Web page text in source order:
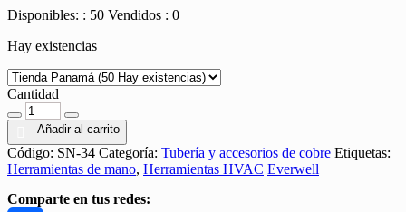
actual
es:
B/. 2.15.
original
B/. 2.63.
Disponibles: : 50 Vendidos : 0
Hay existencias
Cantidad
Añadir al carrito
Código: SN-34 Categoría: Tubería y accesorios de cobre Etiquetas:
Herramientas de mano, Herramientas HVAC Everwell
Comparte en tus redes: